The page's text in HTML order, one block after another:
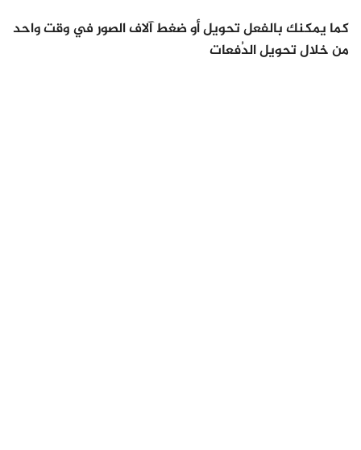
كما يمكنك بالفعل تحويل أو ضغط آلاف الصور في وقت واحد
من خلال تحويل الدُفعات